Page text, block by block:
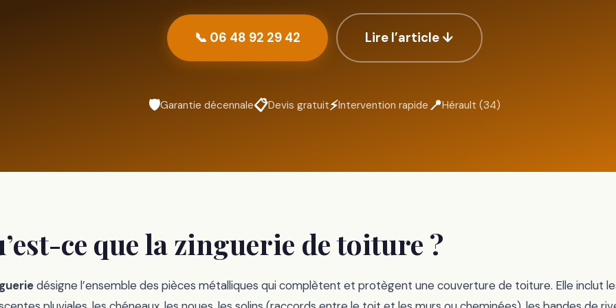
📞 06 48 92 29 42 Lire l’article ↓
🛡️Garantie décennale📋Devis gratuit⚡Intervention rapide 📍Hérault (34)
ce que la zinguerie de toiture ?
désigne l’ensemble des pièces métalliques qui complètent et protègent une couverture de toiture. Elle inclut